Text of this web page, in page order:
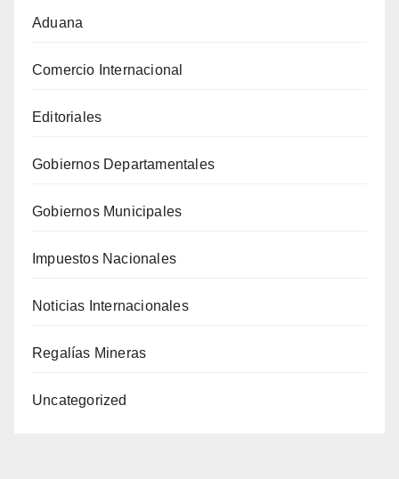
Aduana
Comercio Internacional
Editoriales
Gobiernos Departamentales
Gobiernos Municipales
Impuestos Nacionales
Noticias Internacionales
Regalías Mineras
Uncategorized